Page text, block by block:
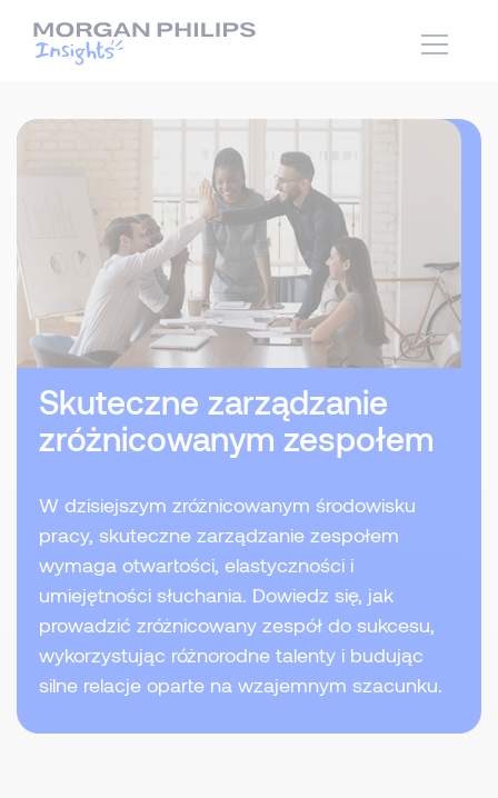
Skuteczne zarządzanie
zróżnicowanym zespołem
W dzisiejszym zróżnicowanym środowisku
pracy, skuteczne zarządzanie zespołem
wymaga otwartości, elastyczności i
umiejętności słuchania. Dowiedz się, jak
prowadzić zróżnicowany zespół do sukcesu,
wykorzystując różnorodne talenty i budując
silne relacje oparte na wzajemnym szacunku.